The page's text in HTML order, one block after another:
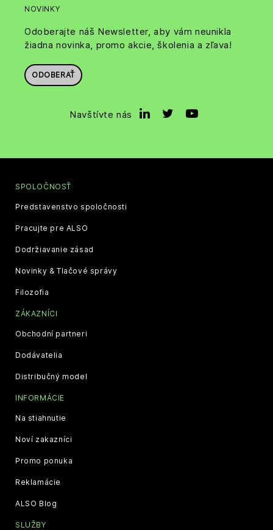
NOVINKY
Odoberajte náš Newsletter, aby vám neunikla
žiadna novinka, promo akcie, školenia a zľava!
ODOBERAŤ
Navštívte nás
SPOLOČNOSŤ
Predstavenstvo spoločnosti
Pracujte pre ALSO
Dodržiavanie zásad
Novinky & Tlačové správy
Filozofia
ZÁKAZNÍCI
Obchodní partneri
Dodávatelia
Distribučný model
INFORMÁCIE
Na stiahnutie
Noví zakazníci
Promo ponuka
Reklamácie
ALSO Blog
SLUŽBY